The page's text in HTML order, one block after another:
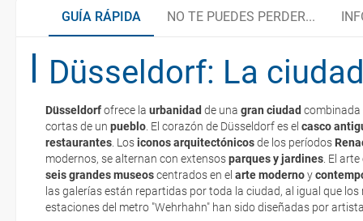
GUÍA RÁPIDA NO TE PUEDES PERDER...
Düsseldorf: La
Düsseldorfofrece la urbanidad de una gran ciudad combinada
cortas de un pueblo . El corazón de Düsseldorf es el casco
restaurantes . Losiconos arquitectónicosde los períodos
modernos, se alternan con extensosparques y jardines . El
seis grandes museoscentrados en el arte modernoy
las galerías están repartidas por toda la ciudad, al igual que
estaciones del metro "Wehrhahn" han sido diseñadas por
Königsallee, “Kö”
Metrópoli internacional del shopping
Museos y galerías
¡Un viaje que te sorprenderá!
Organiza tu viaje
¿Dónde alojarse?
La documentación de tu reserva te será enviada por mail en el
esté realizado completamente.
Respecto a las tarjetas de embarque, casi todas las compañías
electrónicos por lo que podrás obtenerlas directamente en los
realizando el check-in por su web.